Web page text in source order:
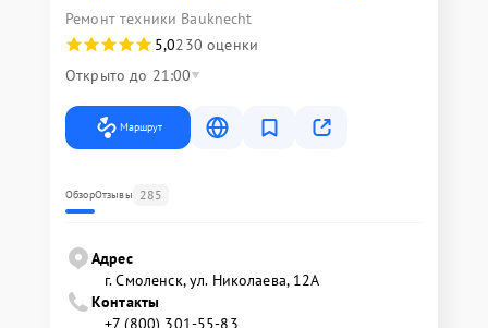
Ремонт техники Bauknecht
5,0230 оценки
Открыто до 21:00
Маршрут
ОбзорОтзывы 285
Адрес
г. Смоленск, ул. Николаева, 12А
Контакты
+7 (800) 301-55-83